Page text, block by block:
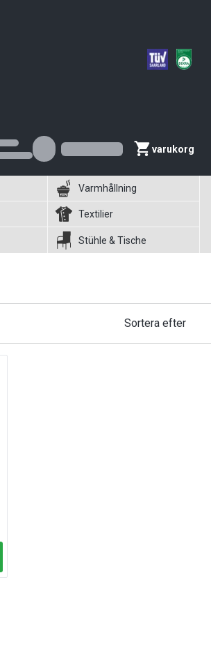
varukorg
Varmhållning
Textilier
Stühle & Tische
Sortera efter